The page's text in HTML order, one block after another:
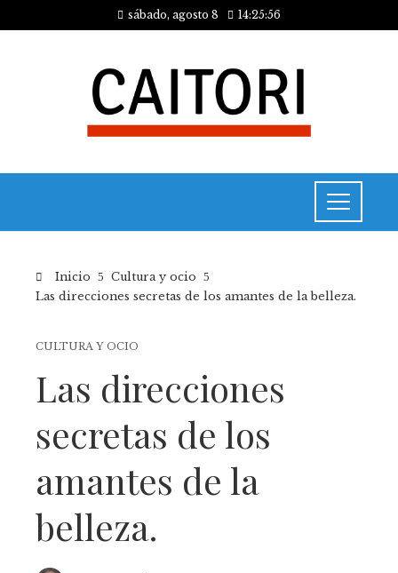
sábado, agosto 8 14:25:56
Inicio
Cultura y ocio
Las direcciones secretas de los amantes de la belleza.
CULTURA Y OCIO
Las direcciones
secretas de los
amantes de la
belleza.